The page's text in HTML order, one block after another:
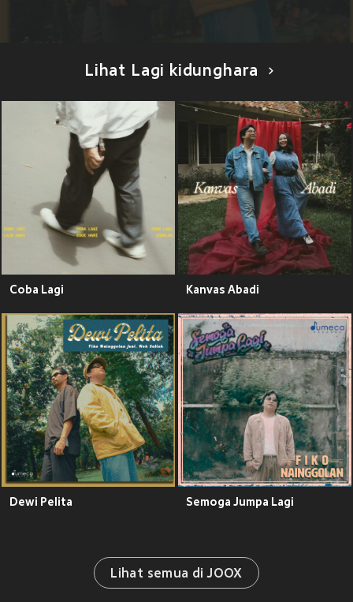
Lihat Lagi kidunghara
Coba Lagi Kanvas Abadi
Dewi Pelita Semoga Jumpa Lagi
Lihat semua di JOOX